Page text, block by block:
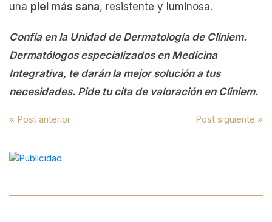
una piel más sana, resistente y luminosa.
Confía en la Unidad de Dermatología de Cliniem.
Dermatólogos especializados en Medicina
Integrativa, te darán la mejor solución a tus
necesidades. Pide tu cita de valoración en Cliniem.
Navegación
de
entradas
« Post anterior Post siguiente »